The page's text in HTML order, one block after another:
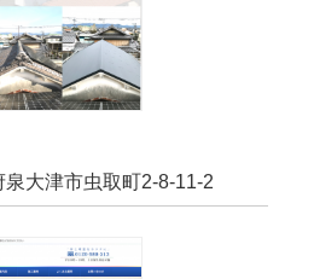
大津市虫取町2-8-11-2